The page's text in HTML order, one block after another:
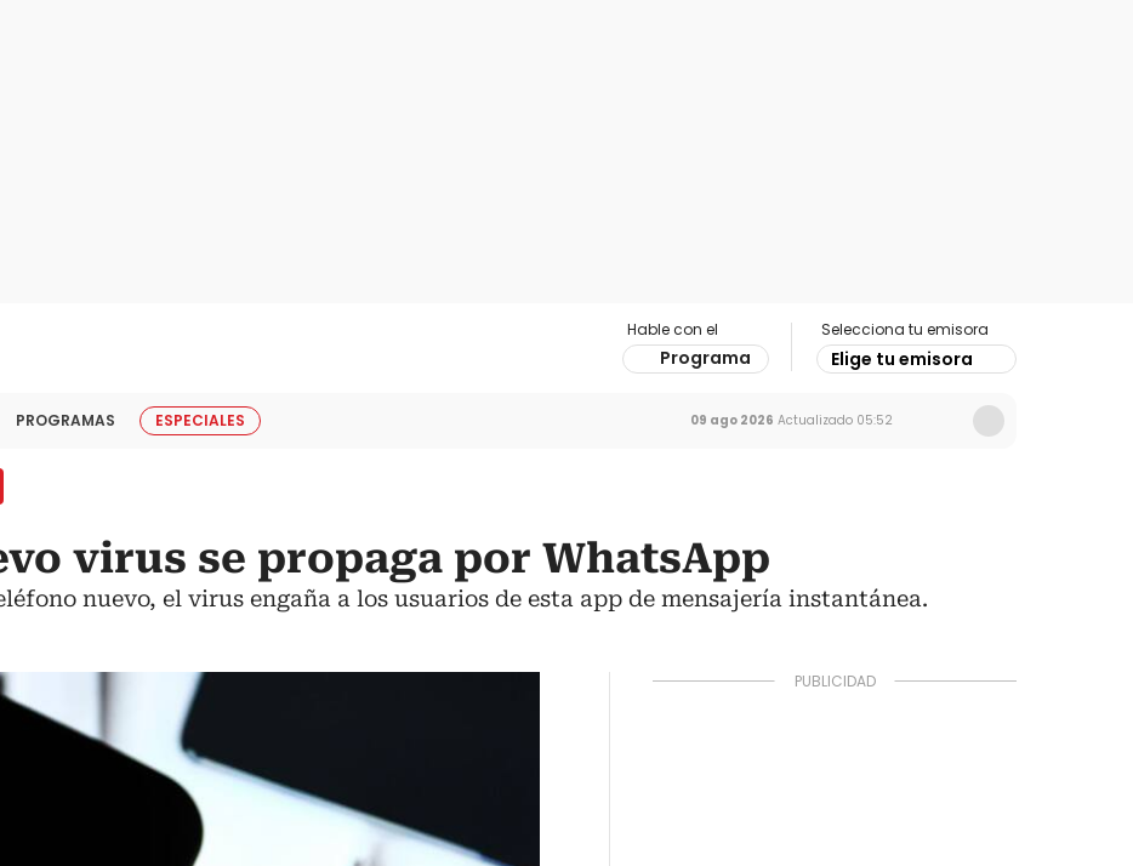
Hable con el
Programa
Selecciona tu emisora
Elige tu emisora
PROGRAMAS ESPECIALES 09 ago 2026 Actualizado 05:52
virus se propaga por WhatsApp
nuevo, el virus engaña a los usuarios de esta app de mensajería instantánea.